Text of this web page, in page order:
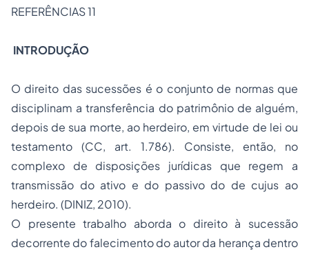
REFERÊNCIAS 11
INTRODUÇÃO
O direito das sucessões é o conjunto de normas que
disciplinam a transferência do patrimônio de alguém,
depois de sua morte, ao herdeiro, em virtude de lei ou
testamento (CC, art. 1.786). Consiste, então, no
complexo de disposições jurídicas que regem a
transmissão do ativo e do passivo do de cujus ao
herdeiro. (DINIZ, 2010).
O presente trabalho aborda o direito à sucessão
decorrente do falecimento do autor da herança dentro